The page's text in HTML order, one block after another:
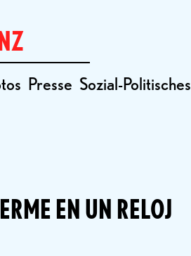
Presse Sozial-Politisches
EN UN RELOJ